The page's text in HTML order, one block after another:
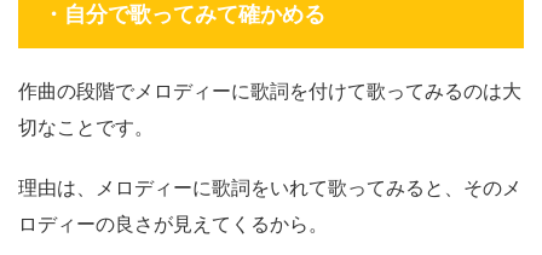
・自分で歌ってみて確かめる
作曲の段階でメロディーに歌詞を付けて歌ってみるのは大
切なことです。
理由は、メロディーに歌詞をいれて歌ってみると、そのメ
ロディーの良さが見えてくるから。